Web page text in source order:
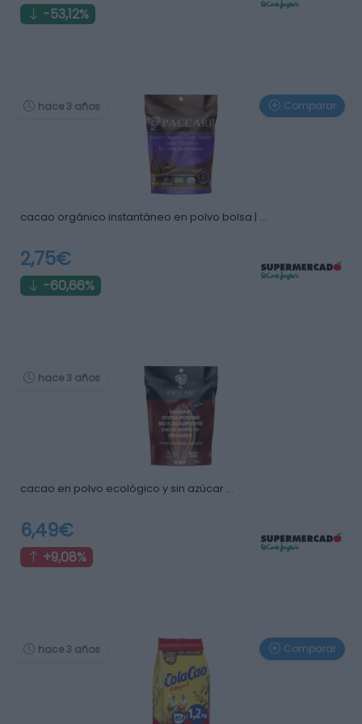
-53,12%
hace 3 años Comparar
cacao orgánico instantáneo en polvo bolsa | …
2,75€
-60,66%
hace 3 años
cacao en polvo ecológico y sin azúcar …
6,49€
+9,08%
hace 3 años Comparar